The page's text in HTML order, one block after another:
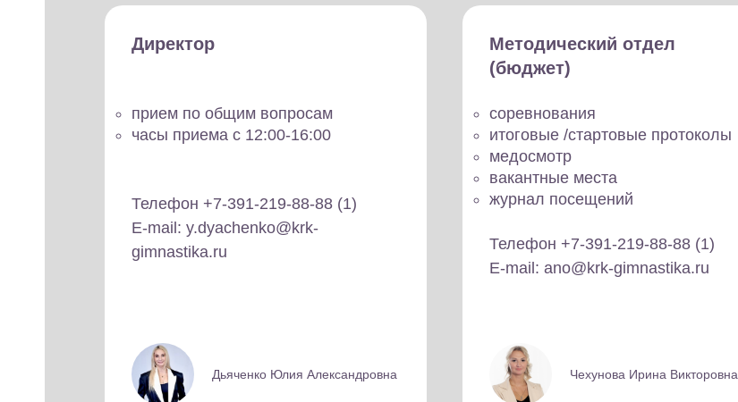
Директор
прием по общим вопросам
часы приема с 12:00-16:00
Телефон +7-391-219-88-88 (1)
E-mail: y.dyachenko@krk-
gimnastika.ru
Дьяченко Юлия Александровна
Методический отдел
(бюджет)
соревнования
итоговые /стартовые протоколы
медосмотр
вакантные места
журнал посещений
Телефон +7-391-219-88-88 (1)
E-mail: ano@krk-gimnastika.ru
Чехунова Ирина Викторовна